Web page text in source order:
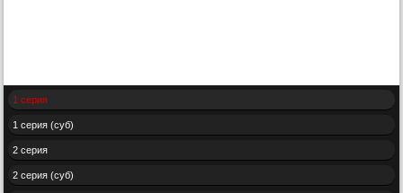
1 серия
1 серия (суб)
2 серия
2 серия (суб)